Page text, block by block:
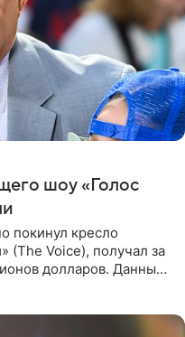
шоу «Голос
покинул кресло
(The Voice), получал за
долларов. Данные